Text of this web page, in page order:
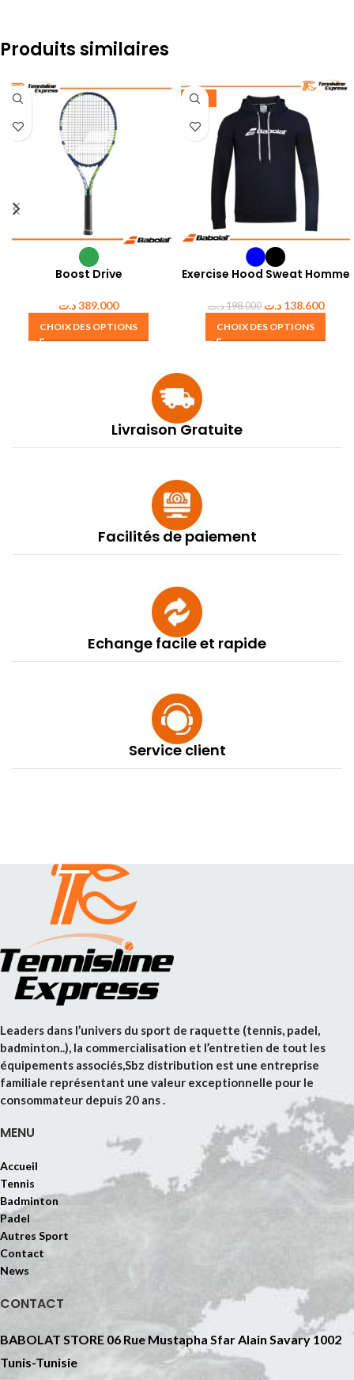
Produits similaires
Boost Drive
389.000د.ت
CHOIX DES OPTIONS
-30%
Exercise Hood Sweat Homme
198.000د.ت 138.600 د.ت
CHOIX DES OPTIONS
Livraison Gratuite
Facilités de paiement
Echange facile et rapide
Service client
Leaders dans l’univers du sport de raquette (tennis, padel,
badminton..), la commercialisation et l’entretien de tout les
équipements associés,Sbz distribution est une entreprise
familiale représentant une valeur exceptionnelle pour le
consommateur depuis 20 ans .
MENU
Accueil
Tennis
Badminton
Padel
Autres Sport
Contact
News
CONTACT
BABOLAT STORE 06 Rue Mustapha Sfar Alain Savary 1002
Tunis-Tunisie